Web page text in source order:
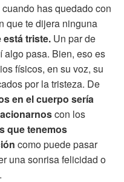
has quedado con
que te dijera ninguna
está triste. Un par de
algo pasa. Bien, eso es
físicos, en su voz, su
por la tristeza. De
en el cuerpo sería
con los
que tenemos
como puede pasar
una sonrisa felicidad o